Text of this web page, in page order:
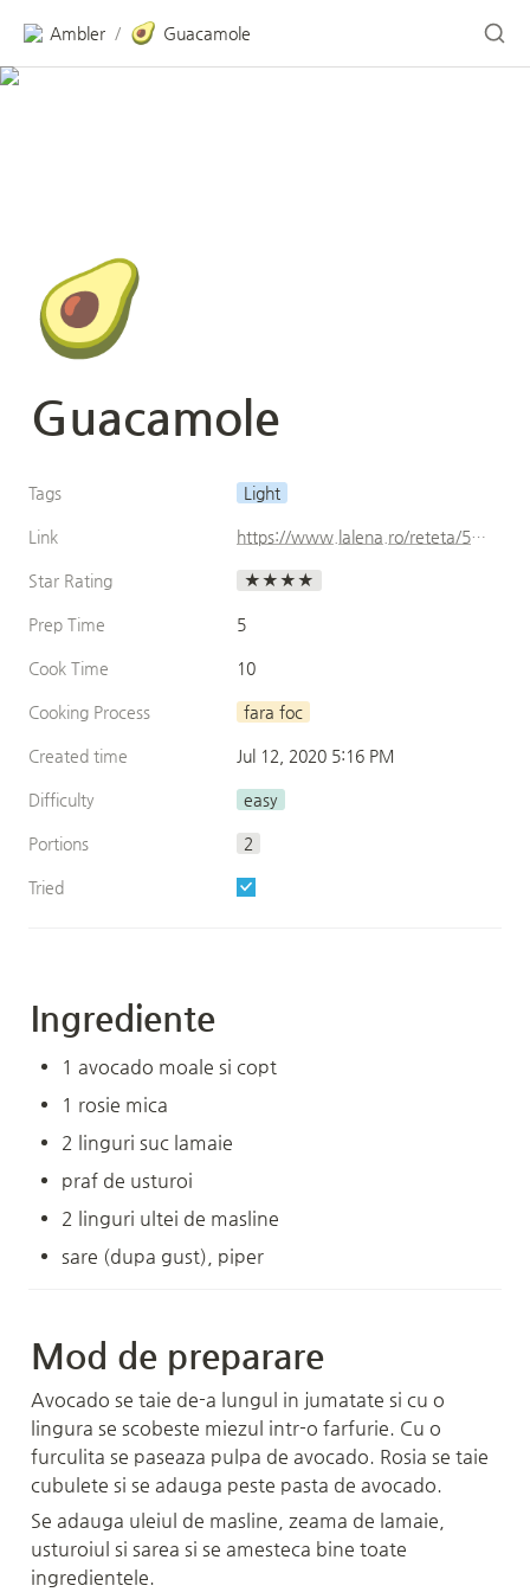
Ambler / 🥑 Guacamole
🥑
Guacamole
Tags Light
Link https://www.lalena.ro/reteta/526/Guacamole-Pate-de-avocado/
Star Rating ★★★★
Prep Time 5
Cook Time 10
Cooking Process fara foc
Created time Jul 12, 2020 5:16 PM
Difficulty easy
Portions 2
Tried
Ingrediente
1 avocado moale si copt
1 rosie mica
2 linguri suc lamaie
praf de usturoi
2 linguri ultei de masline
sare (dupa gust), piper
Mod de preparare
Avocado se taie de-a lungul in jumatate si cu o
lingura se scobeste miezul intr-o farfurie. Cu o
furculita se paseaza pulpa de avocado. Rosia se taie
cubulete si se adauga peste pasta de avocado.
Se adauga uleiul de masline, zeama de lamaie,
usturoiul si sarea si se amesteca bine toate
ingredientele.